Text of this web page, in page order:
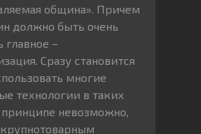
община». Причем
должно быть очень
главное –
Сразу становится
многие
технологии в таких
принципе невозможно,